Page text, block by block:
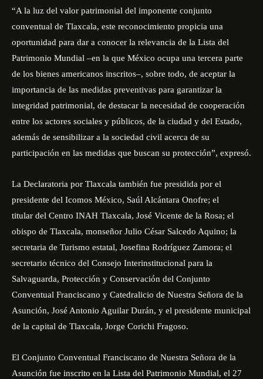
“A la luz del valor patrimonial del imponente conjunto
conventual de Tlaxcala, este reconocimiento propicia una
oportunidad para dar a conocer la relevancia de la Lista del
Patrimonio Mundial –en la que México ocupa una tercera parte
de los bienes americanos inscritos–, sobre todo, de aceptar la
importancia de las medidas preventivas para garantizar la
integridad patrimonial, de destacar la necesidad de cooperación
entre los actores sociales y públicos, de la ciudad y del Estado,
además de sensibilizar a la sociedad civil acerca de su
participación en las medidas que buscan su protección”, expresó.
La Declaratoria por Tlaxcala también fue presidida por el
presidente del Icomos México, Saúl Alcántara Onofre; el
titular del Centro INAH Tlaxcala, José Vicente de la Rosa; el
obispo de Tlaxcala, monseñor Julio César Salcedo Aquino; la
secretaria de Turismo estatal, Josefina Rodríguez Zamora; el
secretario técnico del Consejo Interinstitucional para la
Salvaguarda, Protección y Conservación del Conjunto
Conventual Franciscano y Catedralicio de Nuestra Señora de la
Asunción, José Antonio Aguilar Durán, y el presidente municipal
de la capital de Tlaxcala, Jorge Corichi Fragoso.
El Conjunto Conventual Franciscano de Nuestra Señora de la
Asunción fue inscrito en la Lista del Patrimonio Mundial, el 27